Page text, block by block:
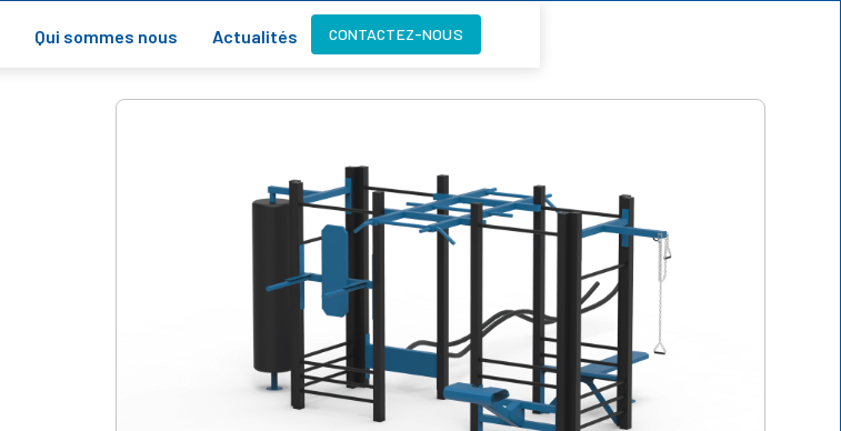
Qui sommes nous Actualités CONTACTEZ-NOUS